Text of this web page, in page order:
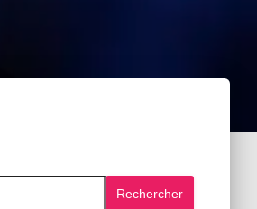
Rechercher